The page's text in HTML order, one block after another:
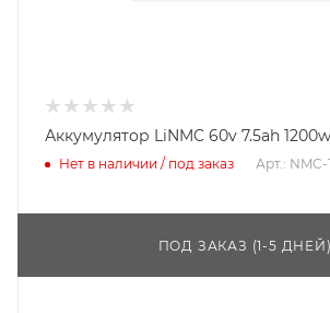
Аккумулятор LiNMC 60v 7.5ah
Нет в наличии / под заказ Арт.: NMC-
ПОД ЗАКАЗ (1-5 ДНЕЙ)